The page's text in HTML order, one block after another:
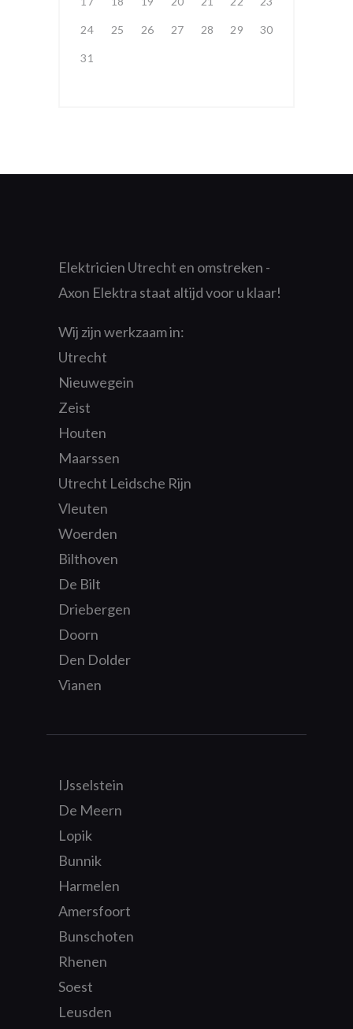
24 25 26 27 28 29 30
31
Elektricien Utrecht en omstreken -
Axon Elektra staat altijd voor u klaar!
Wij zijn werkzaam in:
Utrecht
Nieuwegein
Zeist
Houten
Maarssen
Utrecht Leidsche Rijn
Vleuten
Woerden
Bilthoven
De Bilt
Driebergen
Doorn
Den Dolder
Vianen
IJsselstein
De Meern
Lopik
Bunnik
Harmelen
Amersfoort
Bunschoten
Rhenen
Soest
Leusden